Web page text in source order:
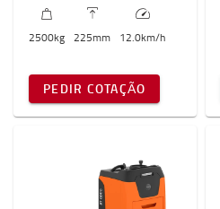
2500kg 225mm 12.0km/h
PEDIR COTAÇÃO